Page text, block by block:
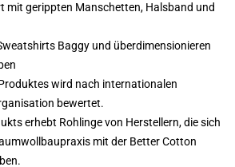
mit gerippten Manschetten, Halsband und
Baggy und überdimensionieren
wird nach internationalen
bewertet.
erhebt Rohlinge von Herstellern, die sich
mit der Better Cotton